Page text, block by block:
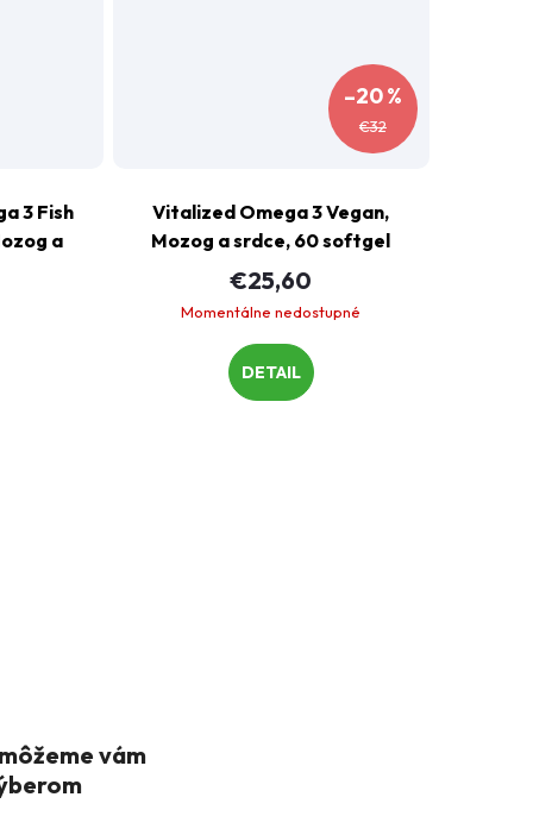
3 Fish
a
€32
–20 %
Vitalized Omega 3 Vegan,
Mozog a srdce, 60 softgel
kapsúl
€25,60
Momentálne nedostupné
DETAIL